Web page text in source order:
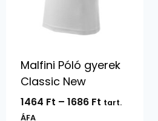
Malfini Póló gyerek
Classic New
1464 Ft – 1686 Ft tart.
ÁFA